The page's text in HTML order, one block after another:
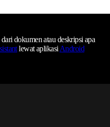
dari dokumen atau deskripsi apa
lewat aplikasiAndroid